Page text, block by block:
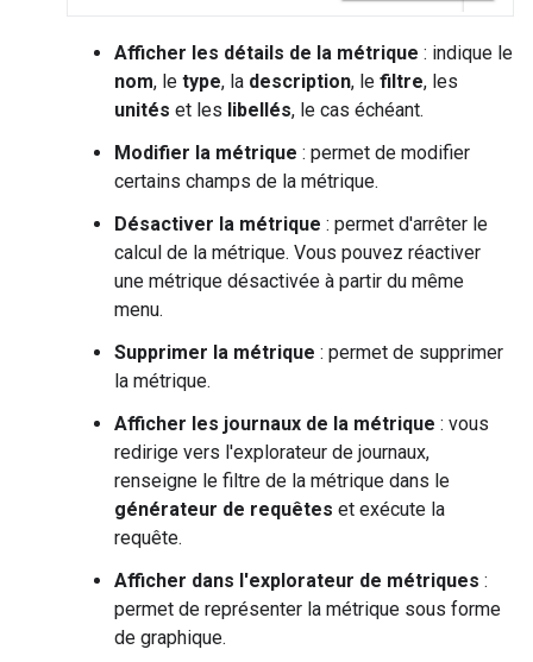
Afficher les détails de la métrique : indique le
nom, le type, la description, le filtre, les
unités et les libellés, le cas échéant.
Modifier la métrique : permet de modifier
certains champs de la métrique.
Désactiver la métrique : permet d'arrêter le
calcul de la métrique. Vous pouvez réactiver
une métrique désactivée à partir du même
menu.
Supprimer la métrique : permet de supprimer
la métrique.
Afficher les journaux de la métrique : vous
redirige vers l'explorateur de journaux,
renseigne le filtre de la métrique dans le
générateur de requêtes et exécute la
requête.
Afficher dans l'explorateur de métriques :
permet de représenter la métrique sous forme
de graphique.